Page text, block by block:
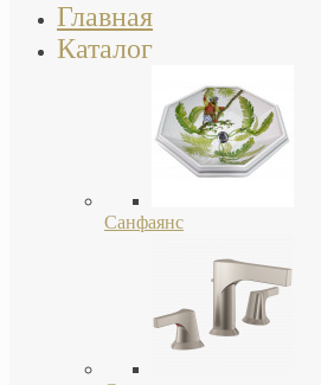
Главная
Каталог
Санфаянс